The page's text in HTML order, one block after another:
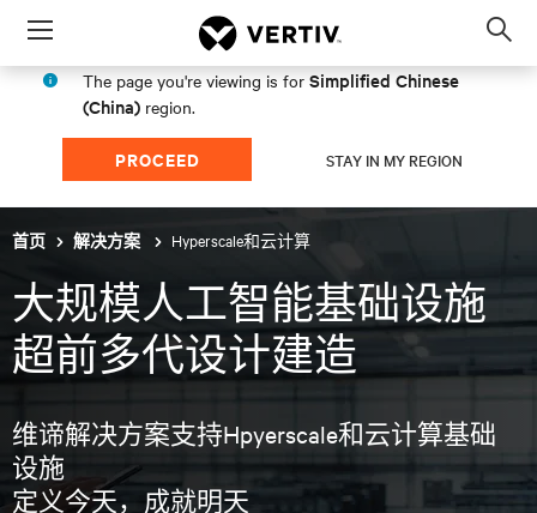
Menu
The page you're viewing is for Simplified Chinese
(China) region.
PROCEED STAY IN MY REGION
首页 解决方案 Hyperscale和云计算
大规模人工智能基础设施
超前多代设计建造
维谛解决方案支持Hpyerscale和云计算基础
设施
定义今天，成就明天